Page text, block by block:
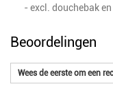
- excl. douchebak
Beoordelingen
Wees de eerste om een